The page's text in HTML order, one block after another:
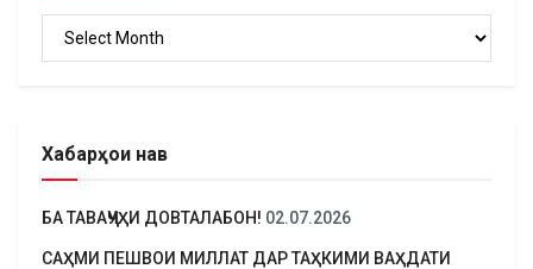
Хабарҳои нав
БА ТАВАҶҶУҲИ ДОВТАЛАБОН! 02.07.2026
САҲМИ ПЕШВОИ МИЛЛАТ ДАР ТАҲКИМИ ВАҲДАТИ